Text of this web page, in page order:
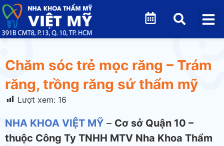
Chăm sóc trẻ mọc răng – Trám
răng, trồng răng sứ thẩm mỹ
Lượt xem: 16
NHA KHOA VIỆT MỸ – Cơ sở Quận 10 –
thuộc Công Ty TNHH MTV Nha Khoa Thẩm